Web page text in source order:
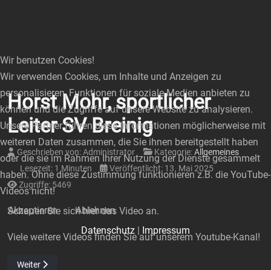
Horst Mohr, sportlicher
Leiter SV Breinig
Geschrieben von:Administrator Kategorie:Allgemeines
Lesezeit: 1 Minuten
Veröffentlicht: 13. Mai 2025
Zugriffe: 5469
Schauen Sie sich hier das Video an.
Viele weitere Videos finden Sie auf unserem Youtube-Kanal!
Nächster Beitrag: Tim Peter – Außenangreifer des VfB
Weiter
Wir benutzen Cookies!
Wir verwenden Cookies, um Inhalte und Anzeigen zu
personalisieren, Funktionen für soziale Medien anbieten zu
können und die Zugriffe auf unsere Website zu analysieren.
Unsere Partner führen diese Informationen möglicherweise mit
weiteren Daten zusammen, die Sie ihnen bereitgestellt haben
oder die sie im Rahmen Ihrer Nutzung der Dienste gesammelt
haben. Ohne diese Zustimmung funktionieren z.B. die YouTube-
Videos nicht!
Akzeptieren
Ablehnen
Datenschutz | Impressum